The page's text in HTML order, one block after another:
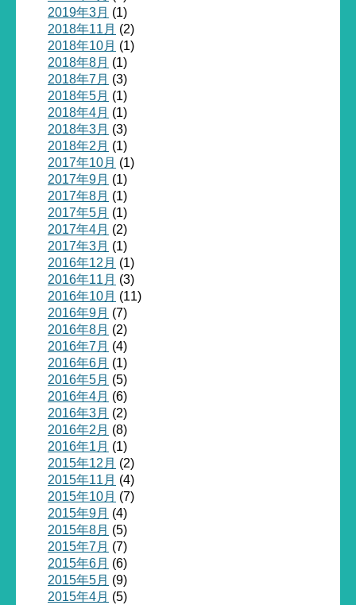
2019年3月 (1)
2018年11月 (2)
2018年10月 (1)
2018年8月 (1)
2018年7月 (3)
2018年5月 (1)
2018年4月 (1)
2018年3月 (3)
2018年2月 (1)
2017年10月 (1)
2017年9月 (1)
2017年8月 (1)
2017年5月 (1)
2017年4月 (2)
2017年3月 (1)
2016年12月 (1)
2016年11月 (3)
2016年10月 (11)
2016年9月 (7)
2016年8月 (2)
2016年7月 (4)
2016年6月 (1)
2016年5月 (5)
2016年4月 (6)
2016年3月 (2)
2016年2月 (8)
2016年1月 (1)
2015年12月 (2)
2015年11月 (4)
2015年10月 (7)
2015年9月 (4)
2015年8月 (5)
2015年7月 (7)
2015年6月 (6)
2015年5月 (9)
2015年4月 (5)